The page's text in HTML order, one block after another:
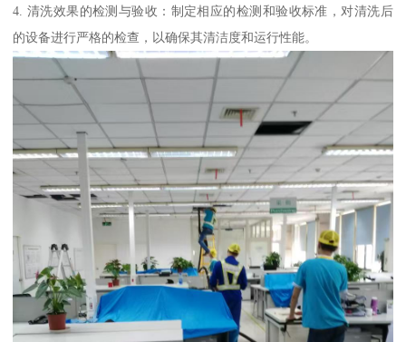
4. 清洗效果的检测与验收：制定相应的检测和验收标准，对清洗后
的设备进行严格的检查，以确保其清洁度和运行性能。